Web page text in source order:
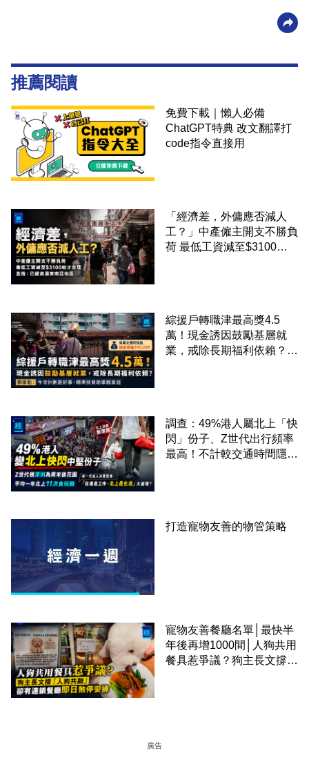
推薦閱讀
免費下載｜懶人必備
ChatGPT特典 改文翻譯打
code指令直接用
「經濟差，外傭應否減人
工？」中產僱主開支不勝負
荷 最低工資減至$3100蚊
綜援戶轉職津最高獎4.5
萬！現金誘因鼓勵基層就
業，戒除長期福利依賴？鄧
調查：49%港人屬北上「快
閃」份子、Z世代出行頻率
最高！不計較交通時間隱形
打造寵物友善的物管策略
寵物友善餐廳名單│最快半
年後再增1000間│人狗共用
餐具惹爭議？狗主長文撐
廣告